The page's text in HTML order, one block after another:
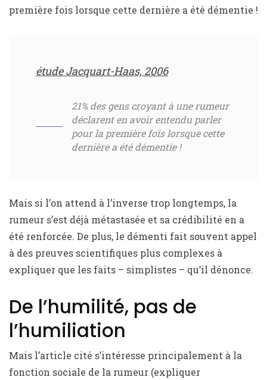
première fois lorsque cette dernière a été démentie !
étude Jacquart-Haas, 2006
21% des gens croyant à une rumeur
déclarent en avoir entendu parler
pour la première fois lorsque cette
dernière a été démentie !
Mais si l’on attend à l’inverse trop longtemps, la
rumeur s’est déjà métastasée et sa crédibilité en a
été renforcée. De plus, le démenti fait souvent appel
à des preuves scientifiques plus complexes à
expliquer que les faits – simplistes – qu’il dénonce.
De l’humilité, pas de
l’humiliation
Mais l’article cité s’intéresse principalement à la
fonction sociale de la rumeur (expliquer